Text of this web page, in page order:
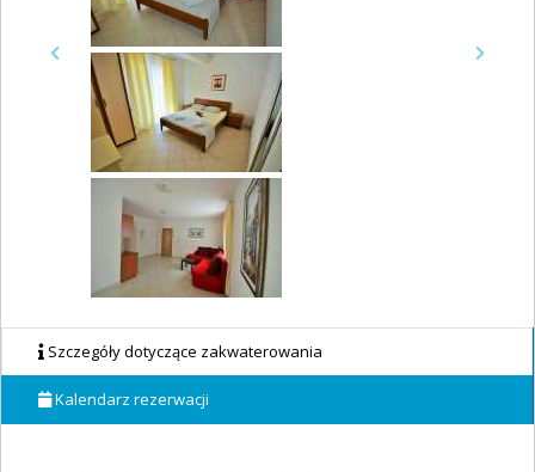
Previous Next
Szczegóły dotyczące zakwaterowania
Kalendarz rezerwacji